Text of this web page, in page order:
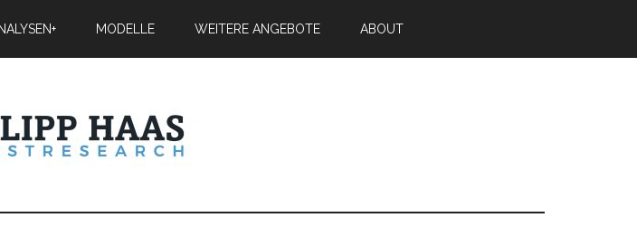
MODELLE WEITERE ANGEBOTE ABOUT